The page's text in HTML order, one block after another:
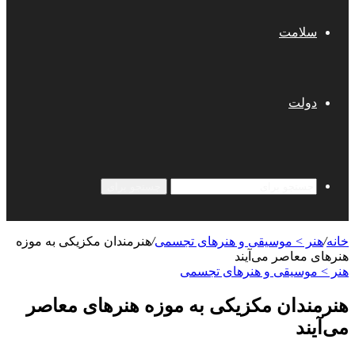
سلامت
دولت
خانه/هنر > موسیقی و هنرهای تجسمی/هنرمندان مکزیکی به موزه
هنرهای معاصر می‌آیند
هنر > موسیقی و هنرهای تجسمی
هنرمندان مکزیکی به موزه هنرهای معاصر
می‌آیند